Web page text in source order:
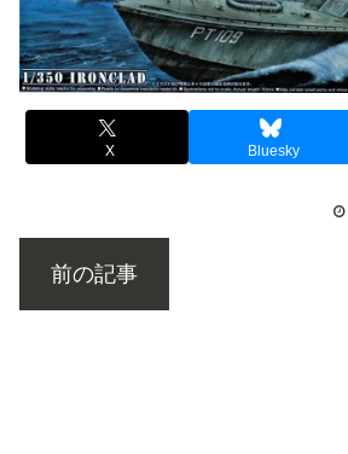
X Bluesky
前の記事